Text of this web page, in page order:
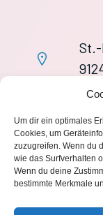
Um dir ein optimales
Cookies, um
zuzugreifen. Wenn du
wie das Surfverhalten
Wenn du deine
bestimmte Merkmale